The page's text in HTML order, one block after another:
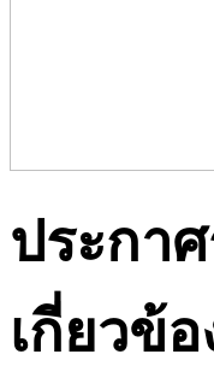
ประกา
เกี่ยวข้